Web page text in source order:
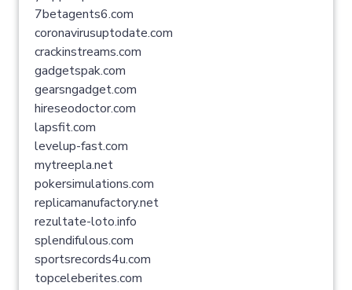
7betagents6.com
coronavirusuptodate.com
crackinstreams.com
gadgetspak.com
gearsngadget.com
hireseodoctor.com
lapsfit.com
levelup-fast.com
mytreepla.net
pokersimulations.com
replicamanufactory.net
rezultate-loto.info
splendifulous.com
sportsrecords4u.com
topceleberites.com